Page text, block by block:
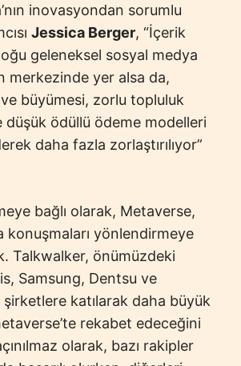
inovasyondan sorumlu
Jessica Berger, “İçerik
geleneksel sosyal medya
merkezinde yer alsa da,
ve büyümesi, zorlu topluluk
düşük ödüllü ödeme modelleri
daha fazla zorlaştırılıyor”
bağlı olarak, Metaverse,
konuşmaları yönlendirmeye
Talkwalker, önümüzdeki
Samsung, Dentsu ve
katılarak daha büyük
rekabet edeceğini
olarak, bazı rakipler